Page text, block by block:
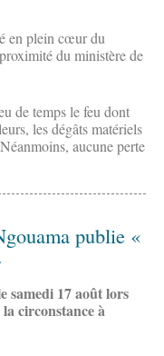
en plein cœur du
du ministère de
de temps le feu dont
les dégâts matériels
aucune perte
publie «
samedi 17 août lors
circonstance à